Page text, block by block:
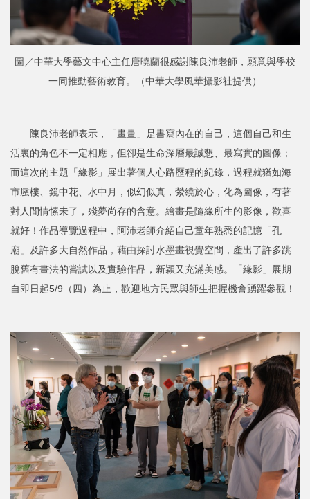
圖／中華大學藝文中心主任唐曉蘭很感謝陳良沛老師，願意與學校
一同推動藝術教育。（中華大學風華攝影社提供）
陳良沛老師表示，「畫畫」是書寫內在的自己，這個自己和生
活裏的角色不一定相應，但卻是生命深層最誠懇、最寫實的圖像；
而這次的主題「緣影」展出著個人心路歷程的紀錄，過程就猶如海
市蜃樓、鏡中花、水中月，似幻似真，縈繞於心，化為圖像，有著
對人間情愫未了，殘夢尚存的含意。繪畫是隨緣所生的影像，歡喜
就好！作品導覽過程中，阿沛老師介紹自己童年熟悉的記憶「孔
廟」及許多大自然作品，藉由探討水墨畫視覺空間，產出了許多跳
脫舊有畫法的嘗試以及實驗作品，新穎又充滿美感。「緣影」展期
自即日起5/9（四）為止，歡迎地方民眾與師生把握機會踴躍參觀！